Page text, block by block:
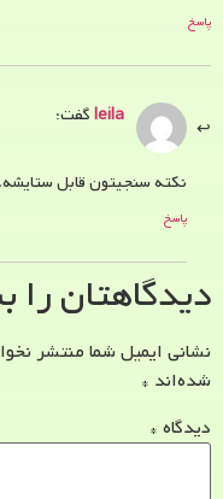
پاسخ
leilaگفت:
نکته سنجیتون قابل ستایشه.
پاسخ
دیدگاهتان را
نشانی ایمیل شما منتشر
شده‌اند *
دیدگاه *